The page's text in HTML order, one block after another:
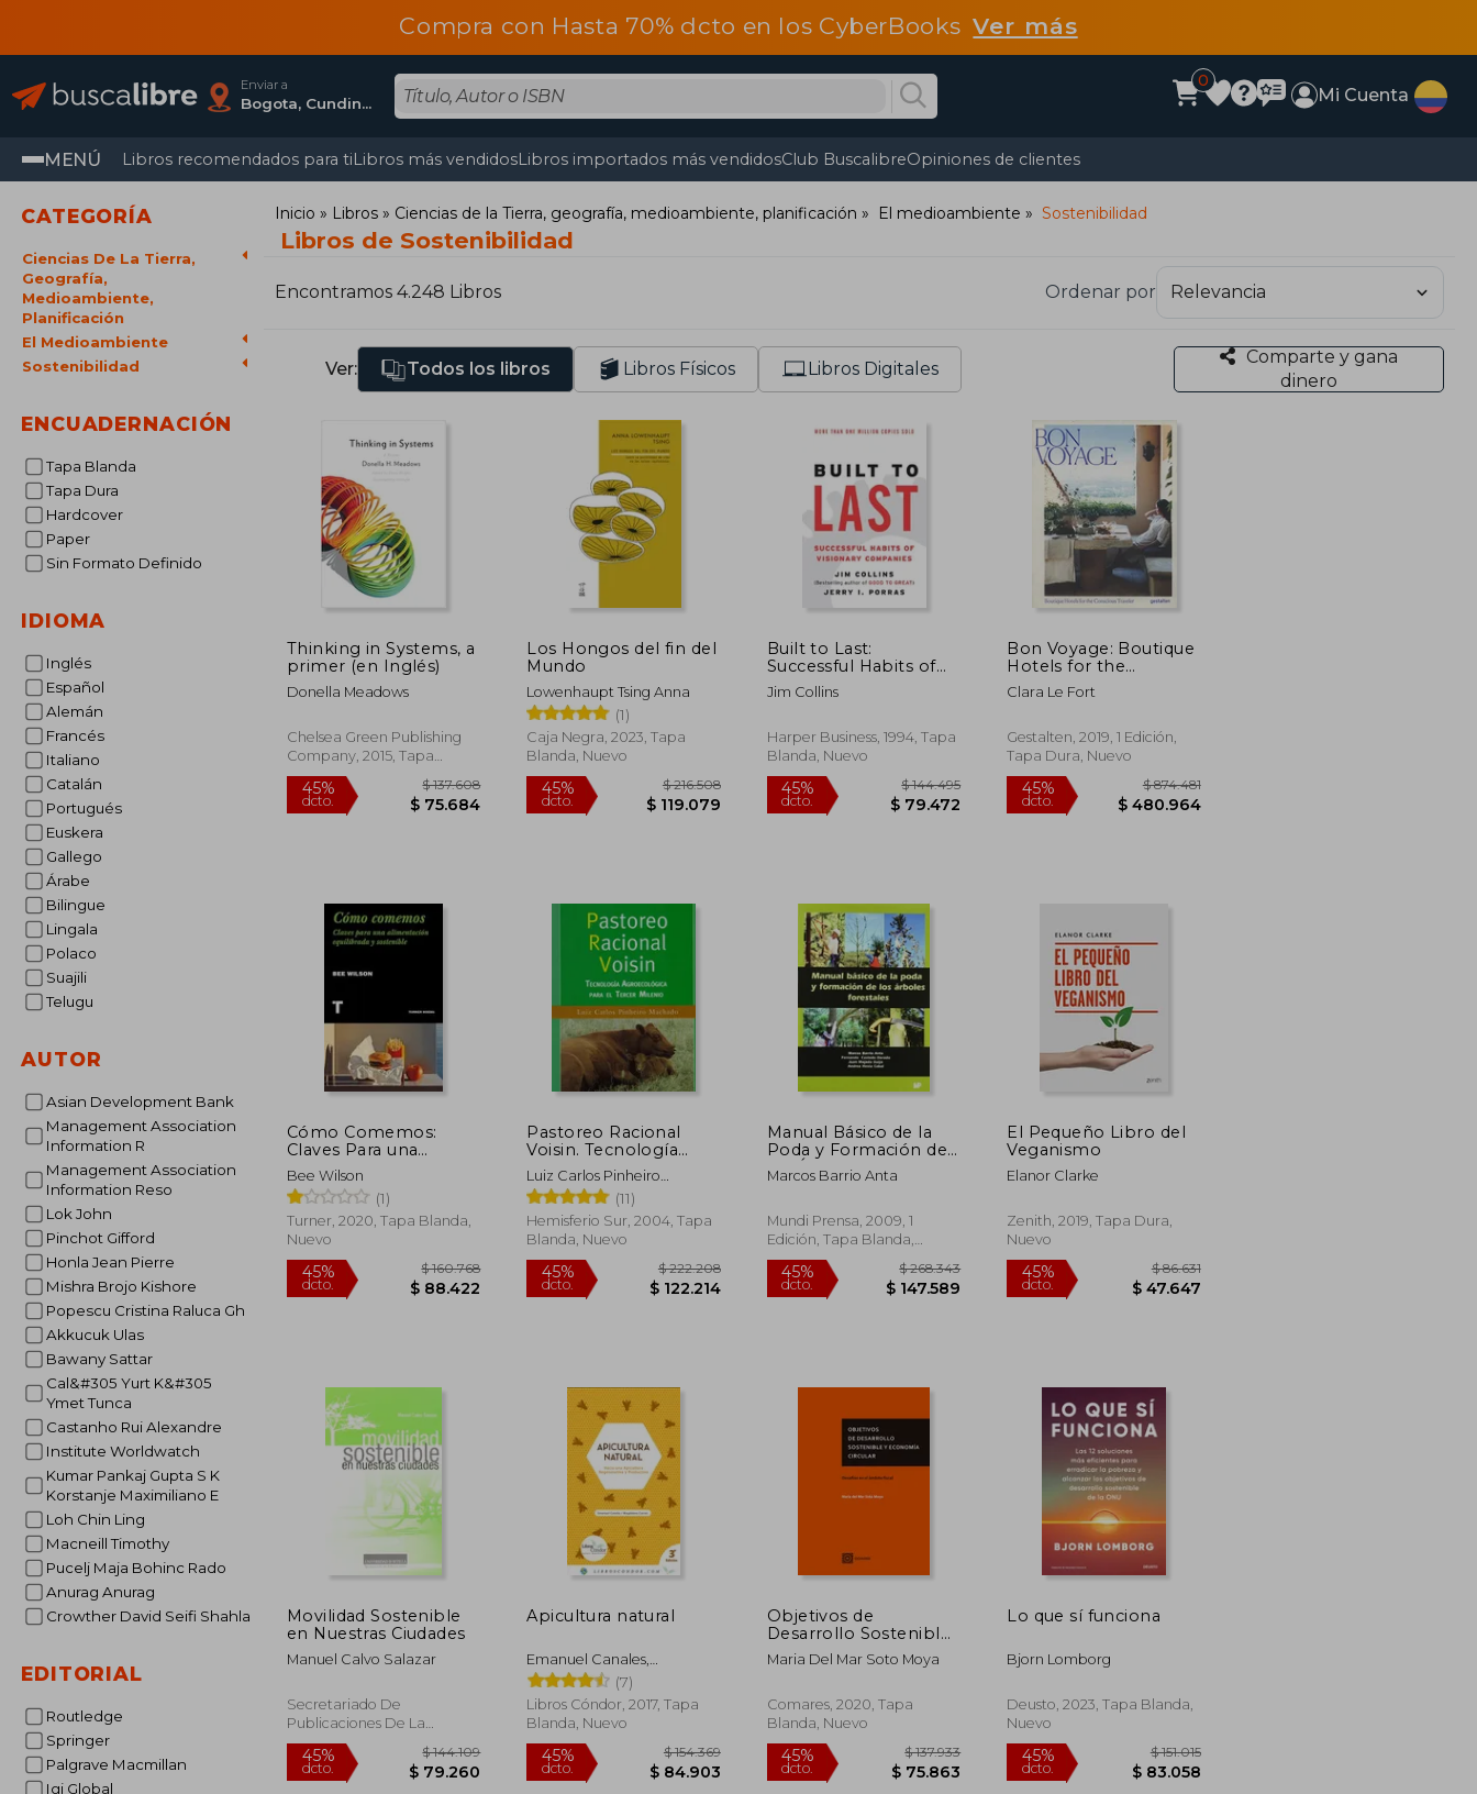
Compra con Hasta 70% dcto en los CyberBooksVer más
Enviar a
Bogota, Cundinamarca
0
Mi Cuenta
MENÚ Libros recomendados para tiLibros más vendidosLibros importados más vendidosClub BuscalibreOpiniones de clientes
CATEGORÍA
Ciencias De La Tierra,
Geografía,
Medioambiente,
Planificación
El Medioambiente
Sostenibilidad
ENCUADERNACIÓN
Tapa Blanda
Tapa Dura
Hardcover
Paper
Sin Formato Definido
IDIOMA
Inglés
Español
Alemán
Francés
Italiano
Catalán
Portugués
Euskera
Gallego
Árabe
Bilingue
Lingala
Polaco
Suajili
Telugu
AUTOR
Asian Development Bank
Management Association
Information R
Management Association
Information Reso
Lok John
Pinchot Gifford
Honla Jean Pierre
Mishra Brojo Kishore
Popescu Cristina Raluca Gh
Akkucuk Ulas
Bawany Sattar
Cal&#305 Yurt K&#305
Ymet Tunca
Castanho Rui Alexandre
Institute Worldwatch
Kumar Pankaj Gupta S K
Korstanje Maximiliano E
Loh Chin Ling
Macneill Timothy
Pucelj Maja Bohinc Rado
Anurag Anurag
Crowther David Seifi Shahla
EDITORIAL
Routledge
Springer
Palgrave Macmillan
Igi Global
Inicio Libros Ciencias de la Tierra, geografía, medioambiente, planificación El medioambiente Sostenibilidad
Libros de Sostenibilidad
Encontramos 4.248 Libros Ordenar por
Ver: Todos los libros Libros Físicos Libros Digitales
Comparte y gana
dinero
Thinking in Systems, a
primer (en Inglés)
Donella Meadows
Chelsea Green Publishing
Company, 2015, Tapa
Blanda, Nuevo
Los Hongos del fin del
Mundo
Lowenhaupt Tsing Anna
(1)
Caja Negra, 2023, Tapa
Blanda, Nuevo
Built to Last:
Successful Habits of
Visionary Companies
(en Inglés)
Jim Collins
Harper Business, 1994, Tapa
Blanda, Nuevo
Bon Voyage: Boutique
Hotels for the
Conscious Traveler (en
Inglés)
Clara Le Fort
Gestalten, 2019, 1 Edición,
Tapa Dura, Nuevo
Cómo Comemos:
Claves Para una
Alimentación
Equilibrada y
Sostenible (Noema)
Bee Wilson
(1)
Turner, 2020, Tapa Blanda,
Nuevo
45%
dcto.
Pastoreo Racional
Voisin. Tecnología
Agroecológica Para el
Tercer Milenio
Luiz Carlos Pinheiro
Machado
(11)
Hemisferio Sur, 2004, Tapa
Blanda, Nuevo
45%
dcto.
Manual Básico de la
Poda y Formación de
los Árboles Forestales
Marcos Barrio Anta
Mundi Prensa, 2009, 1
Edición, Tapa Blanda,
Nuevo
45%
dcto.
$ 268.343
$ 147.589
El Pequeño Libro del
Veganismo
Elanor Clarke
Zenith, 2019, Tapa Dura,
Nuevo
45%
dcto.
Movilidad Sostenible
en Nuestras Ciudades
Manuel Calvo Salazar
Secretariado De
Publicaciones De La
Universidad De Sevilla, 2013,
1 Edición, Tapa Blanda,
Nuevo
Apicultura natural
Emanuel Canales,
Magdalena Cortés
(7)
Libros Cóndor, 2017, Tapa
Blanda, Nuevo
Objetivos de
Desarrollo Sostenible
y Economía Circular
Maria Del Mar Soto Moya
Comares, 2020, Tapa
Blanda, Nuevo
Lo que sí funciona
Bjorn Lomborg
Deusto, 2023, Tapa Blanda,
Nuevo